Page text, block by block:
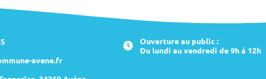
avene.fr
Ouverture au public :
Du lundi au vendredi de 9h à 12h